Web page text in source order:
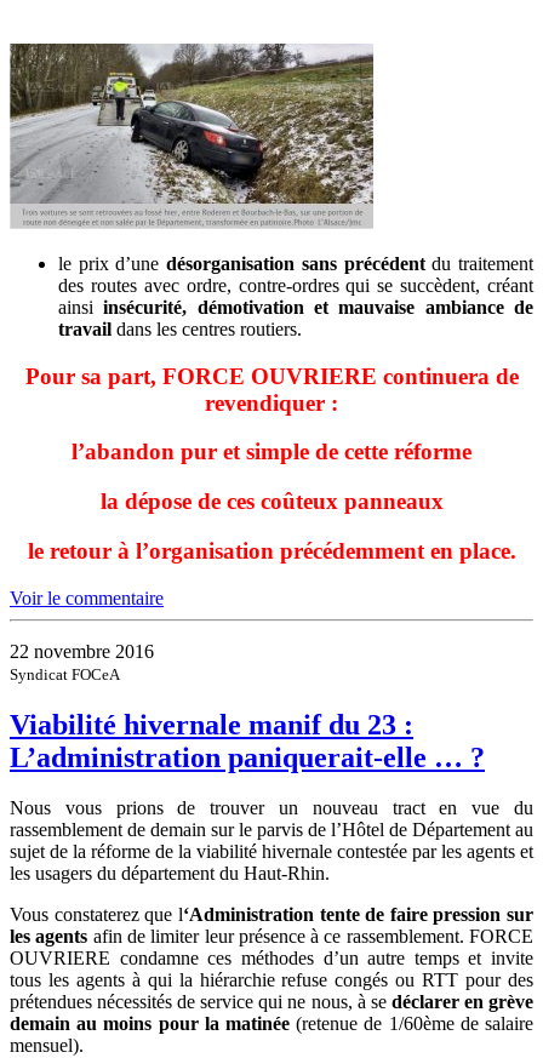
le prix d’unedésorganisation sans précédentdu traitement
des routes avec ordre, contre-ordres qui se succèdent, créant
ainsiinsécurité, démotivation et mauvaise ambiance de
travail dans les centres routiers.
Pour sa part, FORCE OUVRIERE continuera de
revendiquer :
l’abandon pur et simple de cette réforme
la dépose de ces coûteux panneaux
le retour à l’organisation précédemment en place.
Voir le commentaire
22 novembre 2016
Syndicat FOCeA
Viabilité hivernale manif du 23 :
L’administration paniquerait-elle … ?
Nous vous prions de trouver un nouveau tract en vue du
rassemblement de demain sur le parvis de l’Hôtel de Département au
sujet de la réforme de la viabilité hivernale contestée par les agents et
les usagers du département du Haut-Rhin.
Vous constaterez que l‘Administration tente de faire pression sur
les agents afin de limiter leur présence à ce rassemblement. FORCE
OUVRIERE condamne ces méthodes d’un autre temps et invite
tous les agents à qui la hiérarchie refuse congés ou RTT pour des
prétendues nécessités de service qui ne nous, à se déclarer en grève
demain au moins pour la matinée (retenue de 1/60ème de salaire
mensuel).